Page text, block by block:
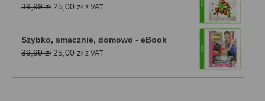
39,99zł Pierwotna
39,99 zł.
25,00 złAktualna
25,00 zł.
z VAT
Szybko, smacznie, domowo - eBook
39,99zł Pierwotna
wynosiła:
25,00 złAktualna
wynosi:
z VAT